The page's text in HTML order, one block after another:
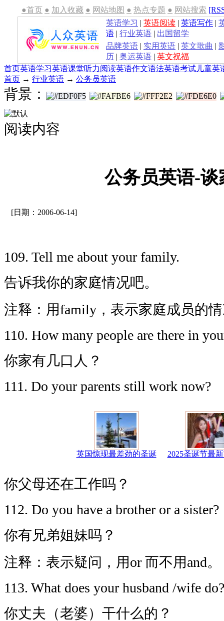
●首页 ● 加入收藏 ● 网站地图 ● 热点专题 ● 网站搜索
英语学习 | 英语阅读 | 英语写作 |
语 | 行业英语 | 出国留学
品牌英语 | 实用英语 | 英文歌曲 |
历 | 奥运英语 | 英文祝福
首页英语学习英语课堂听力阅读英语作文语法英语考试 儿童英
首页 → 行业英语 → 公务员英语
背景：
阅读内容
公务员英语-谈
[日期：2006-06-14]
109. Tell me about your family.
告诉我你的家庭情况吧。
注释：用family，表示家庭成员的
110. How many people are there in
你家有几口人？
111. Do your parents still work now?
英国惊现最差劲的圣诞 2025圣诞节最
你父母还在工作吗？
112. Do you have a brother or a sister?
你有兄弟姐妹吗？
注释：表示疑问，用or 而不用and。
113. What does your husband /wife do?
你丈夫（老婆）干什么的？